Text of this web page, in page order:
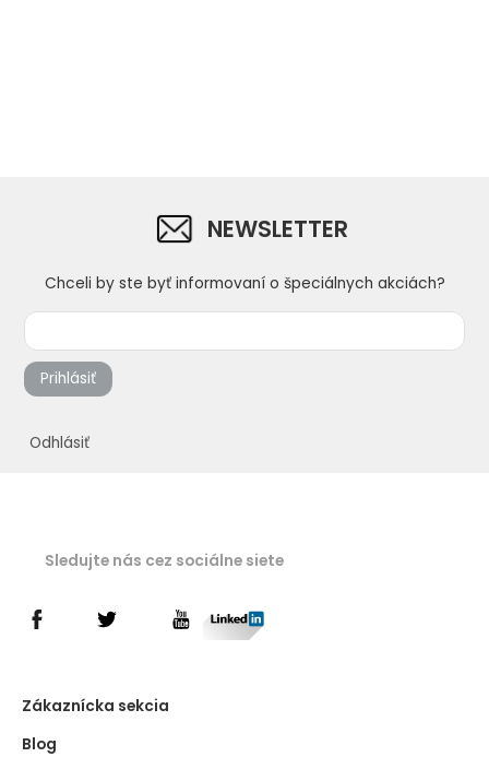
NEWSLETTER
Chceli by ste byť informovaní o špeciálnych akciách?
Prihlásiť
Odhlásiť
Sledujte nás cez sociálne siete
Zákaznícka sekcia
Blog